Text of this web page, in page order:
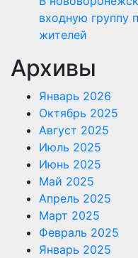
входную группу
жителей
Архивы
Январь 2026
Октябрь 2025
Август 2025
Июль 2025
Июнь 2025
Май 2025
Апрель 2025
Март 2025
Февраль 2025
Январь 2025